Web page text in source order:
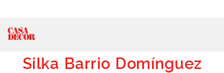
Silka Barrio Domínguez